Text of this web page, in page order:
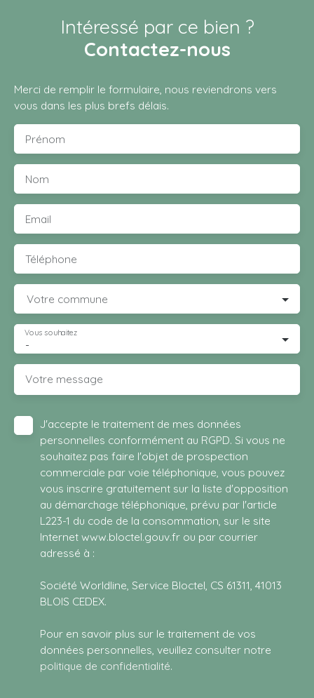
Intéressé par ce bien ?
Contactez-nous
Merci de remplir le formulaire, nous reviendrons vers
vous dans les plus brefs délais.
Prénom
Nom
Email
Téléphone
Votre commune
-
Vous souhaitez
Votre message
J'accepte le traitement de mes données
personnelles conformément au RGPD. Si vous ne
souhaitez pas faire l'objet de prospection
commerciale par voie téléphonique, vous pouvez
vous inscrire gratuitement sur la liste d'opposition
au démarchage téléphonique, prévu par l'article
L223-1 du code de la consommation, sur le site
Internet www.bloctel.gouv.fr ou par courrier
adressé à :
Société Worldline, Service Bloctel, CS 61311, 41013
BLOIS CEDEX.
Pour en savoir plus sur le traitement de vos
données personnelles, veuillez consulter notre
politique de confidentialité.